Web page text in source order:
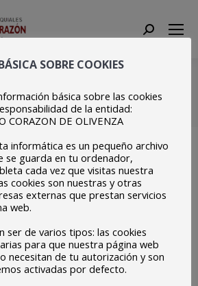
Search:
Inicio
SOBRE COOKIES
básica sobre las cookies
de la entidad:
CORAZON DE OLIVENZA
informática es un pequeño archivo
se guarda en tu ordenador,
cada vez que visitas nuestra
cookies son nuestras y otras
externas que prestan servicios
web.
ser de varios tipos: las cookies
para que nuestra página web
necesitan de tu autorización y son
activadas por defecto.